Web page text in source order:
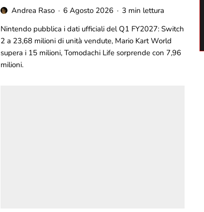
Andrea Raso · 6 Agosto 2026 · 3 min lettura
Nintendo pubblica i dati ufficiali del Q1 FY2027: Switch
2 a 23,68 milioni di unità vendute, Mario Kart World
supera i 15 milioni, Tomodachi Life sorprende con 7,96
milioni.